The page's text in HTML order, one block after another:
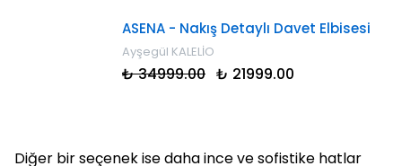
ASENA - Nakış Detaylı Davet Elbisesi
Ayşegül KALELİO
₺ 34999.00 ₺ 21999.00
Diğer bir seçenek ise daha ince ve sofistike hatlar